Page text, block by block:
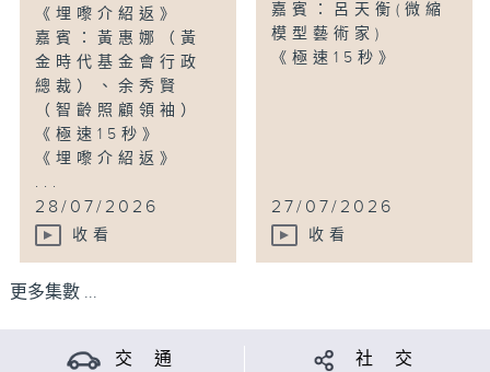
《埋嚟介紹返》
嘉賓：黃惠娜（黃
金時代基金會行政
總裁）、余秀賢
（智齡照顧領袖）
《極速15秒》
《埋嚟介紹返》
...
28/07/2026
收看
嘉賓：呂天衡(微縮
模型藝術家)
《極速15秒》
27/07/2026
收看
更多集數 ...
交 通 社 交